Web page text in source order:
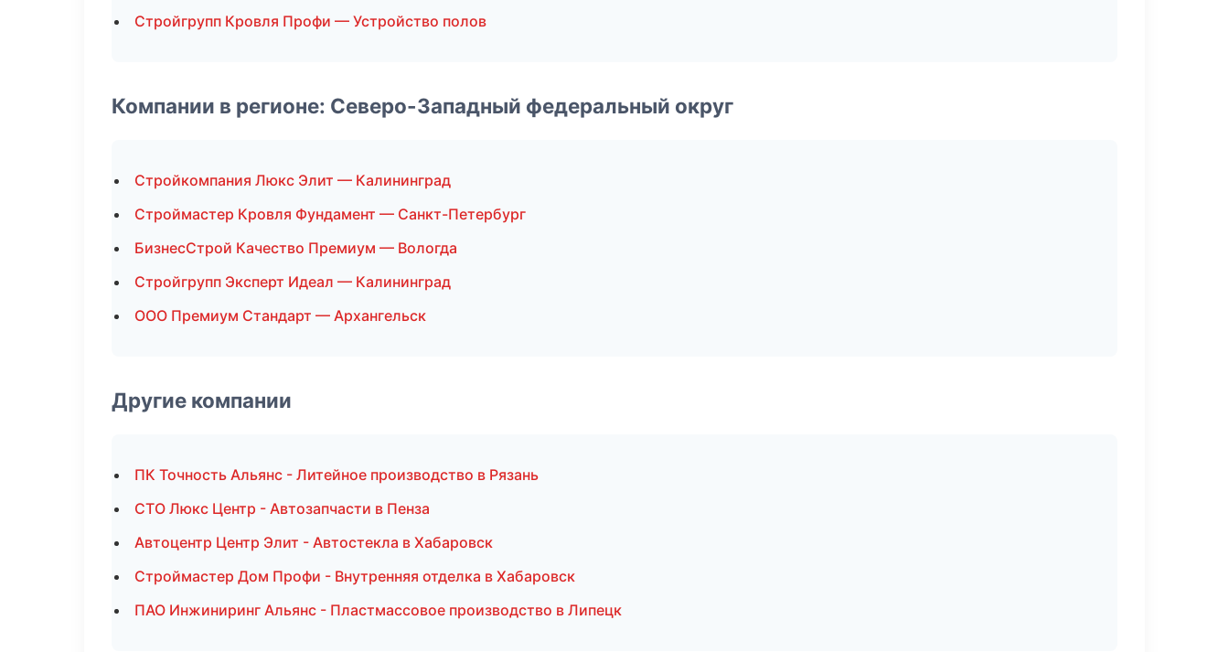
Стройгрупп Кровля Профи — Устройство полов
Компании в регионе: Северо-Западный федеральный округ
Стройкомпания Люкс Элит — Калининград
Строймастер Кровля Фундамент — Санкт-Петербург
БизнесСтрой Качество Премиум — Вологда
Стройгрупп Эксперт Идеал — Калининград
ООО Премиум Стандарт — Архангельск
Другие компании
ПК Точность Альянс - Литейное производство в Рязань
СТО Люкс Центр - Автозапчасти в Пенза
Автоцентр Центр Элит - Автостекла в Хабаровск
Строймастер Дом Профи - Внутренняя отделка в Хабаровск
ПАО Инжиниринг Альянс - Пластмассовое производство в Липецк